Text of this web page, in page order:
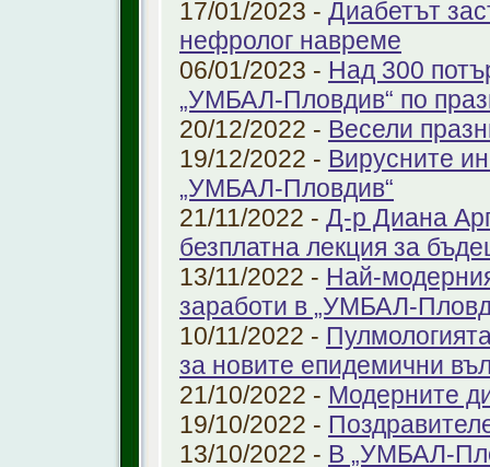
17/01/2023 - Диабетът
нефролог навреме
06/01/2023 - Над 300
„УМБАЛ-Пловдив“ по
20/12/2022 - Весели
19/12/2022 - Вирусните
„УМБАЛ-Пловдив“
21/11/2022 - Д-р Диана
безплатна лекция за
13/11/2022 - Най-
заработи в „УМБАЛ-
10/11/2022 -
за новите епидемични
21/10/2022 - Модерните
19/10/2022 -
13/10/2022 - В „УМБАЛ-